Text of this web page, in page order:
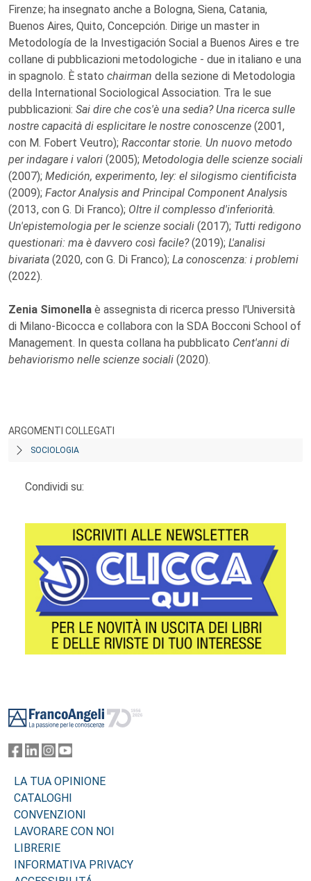
Firenze; ha insegnato anche a Bologna, Siena, Catania,
Buenos Aires, Quito, Concepción. Dirige un master in
Metodología de la Investigación Social a Buenos Aires e tre
collane di pubblicazioni metodologiche - due in italiano e una
in spagnolo. È stato chairman della sezione di Metodologia
della International Sociological Association. Tra le sue
pubblicazioni: Sai dire che cos'è una sedia? Una ricerca sulle
nostre capacità di esplicitare le nostre conoscenze (2001,
con M. Fobert Veutro); Raccontar storie. Un nuovo metodo
per indagare i valori (2005); Metodologia delle scienze sociali
(2007); Medición, experimento, ley: el silogismo cientificista
(2009); Factor Analysis and Principal Component Analysis
(2013, con G. Di Franco); Oltre il complesso d'inferiorità.
Un'epistemologia per le scienze sociali (2017); Tutti redigono
questionari: ma è davvero così facile?(2019); L'analisi
bivariata (2020, con G. Di Franco); La conoscenza: i problemi
(2022).
Zenia Simonella è assegnista di ricerca presso l'Università
di Milano-Bicocca e collabora con la SDA Bocconi School of
Management. In questa collana ha pubblicato Cent'anni di
behaviorismo nelle scienze sociali (2020).
ARGOMENTI COLLEGATI
SOCIOLOGIA
Condividi su:
LA TUA OPINIONE
CATALOGHI
CONVENZIONI
LAVORARE CON NOI
LIBRERIE
INFORMATIVA PRIVACY